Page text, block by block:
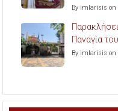
By imlarisis on
Παναγία
By imlarisis on